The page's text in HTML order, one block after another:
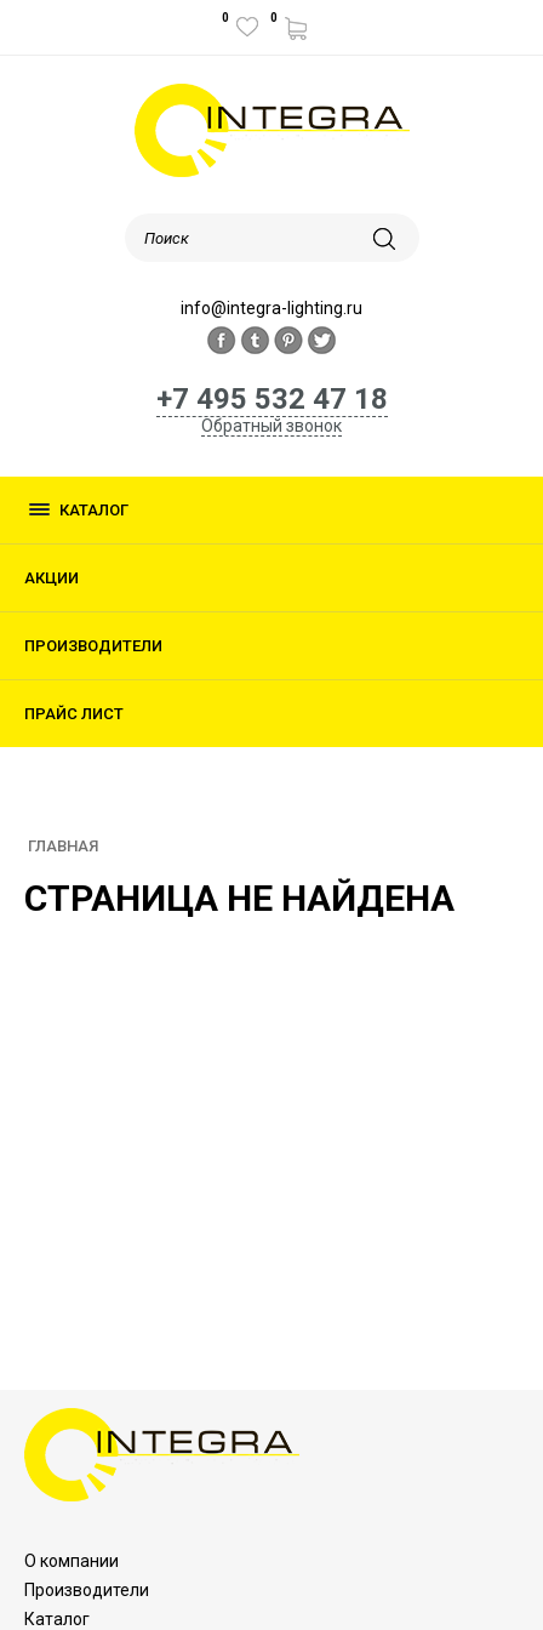
0 0
info@integra-lighting.ru
+7 495 532 47 18
Обратный звонок
КАТАЛОГ
АКЦИИ
ПРОИЗВОДИТЕЛИ
ПРАЙС ЛИСТ
ГЛАВНАЯ
СТРАНИЦА НЕ НАЙДЕНА
О компании
Производители
Каталог